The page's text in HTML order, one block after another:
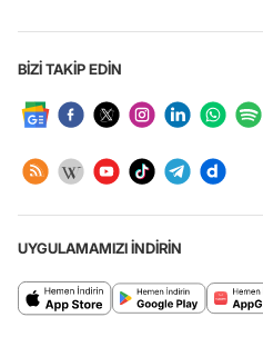
BİZİ TAKİP EDİN
UYGULAMAMIZI İNDİRİN